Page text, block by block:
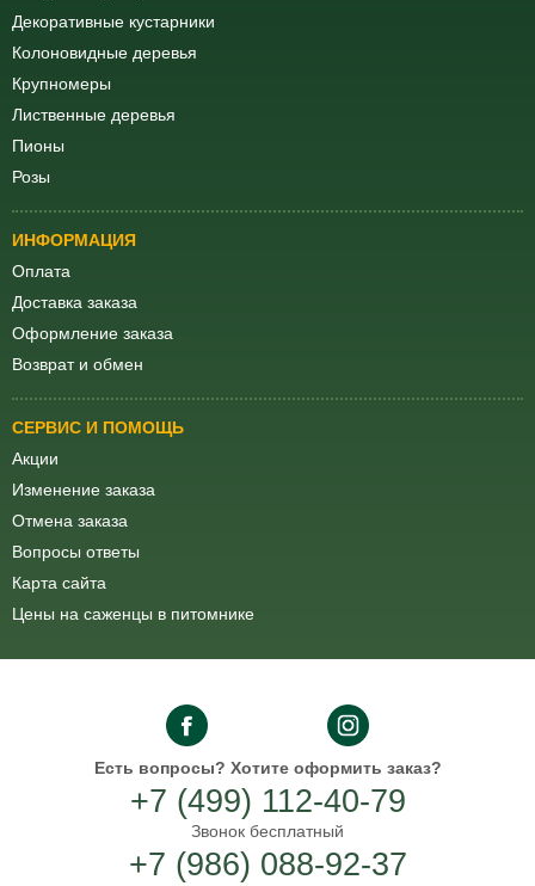
Декоративные кустарники
Колоновидные деревья
Крупномеры
Лиственные деревья
Пионы
Розы
ИНФОРМАЦИЯ
Оплата
Доставка заказа
Оформление заказа
Возврат и обмен
СЕРВИС И ПОМОЩЬ
Акции
Изменение заказа
Отмена заказа
Вопросы ответы
Карта сайта
Цены на саженцы в питомнике
Есть вопросы? Хотите оформить заказ?
+7 (499) 112-40-79
Звонок бесплатный
+7 (986) 088-92-37